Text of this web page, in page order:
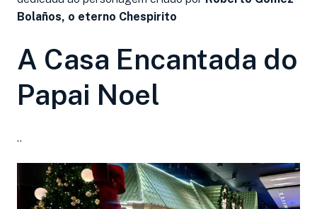
Bolaños, o eterno Chespirito
A Casa Encantada do
Papai Noel
..